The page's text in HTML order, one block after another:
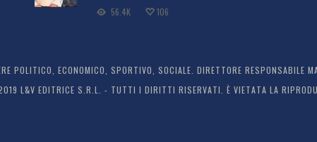
56.4K 106
POLITICO, ECONOMICO, SPORTIVO, SOCIALE. DIRETTORE
EDITRICE S.R.L. - TUTTI I DIRITTI RISERVATI. È VIETATA LA